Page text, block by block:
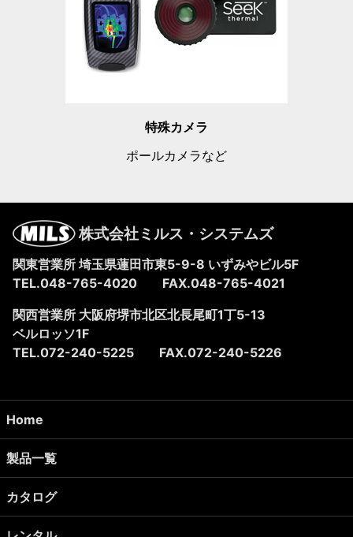
特殊カメラ
ポールカメラなど
株式会社ミルス・システムズ
関東営業所 埼玉県蓮田市東5-9-8 いずみやビル5F
TEL.048-765-4020
FAX.048-765-4021
関西営業所 大阪府堺市北区北長尾町1丁5-13
ベルロッソ1F
TEL.072-240-5225
FAX.072-240-5226
Home
製品一覧
カタログ